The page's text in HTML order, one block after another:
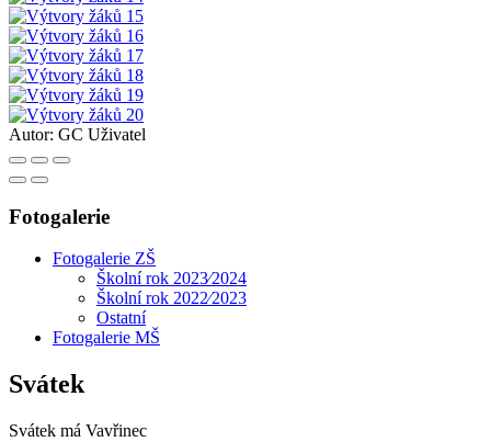
Autor: GC Uživatel
Fotogalerie
Fotogalerie ZŠ
Školní rok 2023⁄2024
Školní rok 2022⁄2023
Ostatní
Fotogalerie MŠ
Svátek
Svátek má Vavřinec